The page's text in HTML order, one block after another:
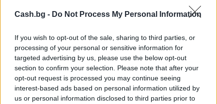
Cash.bg - Do Not Process My Personal Information
If you wish to opt-out of the sale, sharing to third parties, or
processing of your personal or sensitive information for
targeted advertising by us, please use the below opt-out
section to confirm your selection. Please note that after your
opt-out request is processed you may continue seeing
interest-based ads based on personal information utilized by
us or personal information disclosed to third parties prior to
между Гърция и Кипър